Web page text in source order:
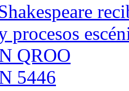
procesos
QROO
5446